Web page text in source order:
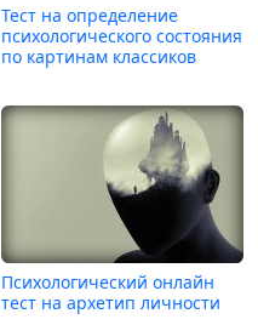
Тест на определение
психологического состояния
по картинам классиков
Психологический онлайн
тест на архетип личности